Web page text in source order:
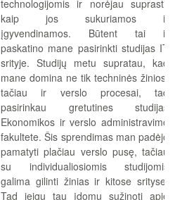
technologijomis ir norėjau suprasti,
kaip jos sukuriamos ir
įgyvendinamos. Būtent tai ir
paskatino mane pasirinkti studijas IT
srityje. Studijų metu supratau, kad
mane domina ne tik techninės žinios,
tačiau ir verslo procesai, tad
pasirinkau gretutines studijas
Ekonomikos ir verslo administravimo
fakultete. Šis sprendimas man padėjo
pamatyti plačiau verslo pusę, tačiau
su individualiosiomis studijomis
galima gilinti žinias ir kitose srityse.
Tad jeigu tau įdomu sužinoti apie